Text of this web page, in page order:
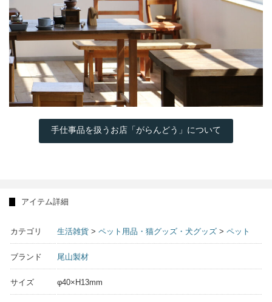
手仕事品を扱うお店「がらんどう」について
アイテム詳細
カテゴリ 生活雑貨 > ペット用品・猫グッズ・犬グッズ > ペット
ブランド 尾山製材
サイズ φ40×H13mm